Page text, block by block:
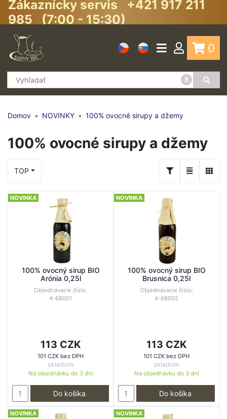
Zákaznícky servis +421 917 211
985 (7:00 - 15:30)
x
0
Domov NOVINKY 100% ovocné sirupy a džemy
100% ovocné sirupy a džemy
TOP
NOVINKA
100% ovocný sirup BIO
Arónia 0,25l
Objednávacie číslo:
4-68001
113 CZK
101 CZK bez DPH
skladom
Na objednávku do 3 dní
Do košíka
NOVINKA
100% ovocný sirup BIO
Brusnica 0,25l
Objednávacie číslo:
4-68002
113 CZK
101 CZK bez DPH
skladom
Na objednávku do 3 dní
Do košíka
NOVINKA NOVINKA